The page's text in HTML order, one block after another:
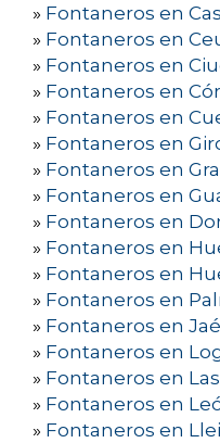
» Fontaneros en
» Fontaneros en
» Fontaneros en
» Fontaneros en
» Fontaneros en
» Fontaneros en
» Fontaneros en
» Fontaneros en
» Fontaneros en
» Fontaneros en
» Fontaneros en
» Fontaneros en
» Fontaneros en
» Fontaneros en
» Fontaneros en
» Fontaneros en
» Fontaneros en